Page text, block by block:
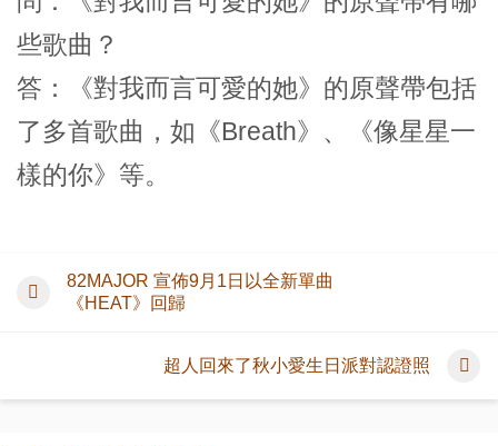
些歌曲？
答：《對我而言可愛的她》的原聲帶包括
了多首歌曲，如《Breath》、《像星星一
樣的你》等。
82MAJOR 宣佈9月1日以全新單曲
《HEAT》回歸
超人回來了秋小愛生日派對認證照